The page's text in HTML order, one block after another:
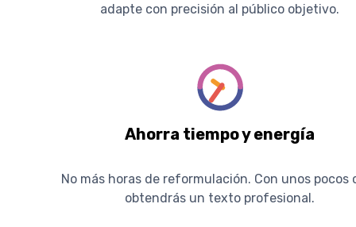
adapte con precisión al público objetivo.
Ahorra tiempo y energía
No más horas de reformulación. Con unos pocos
obtendrás un texto profesional.